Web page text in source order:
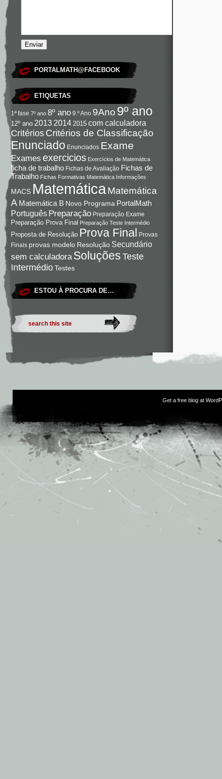
PORTALMATH@FACEBOOK
ETIQUETAS
1ª fase 7º ano 8º ano 9.º Ano 9Ano 9º ano
12º ano 2013 2014 2015 com calculadora
Critérios Critérios de Classificação
Enunciado Enunciados Exame
Exames exercicios Exercícios de Matemática
ficha de trabalho Fichas de Avaliação Fichas de
Trabalho Fichas Formativas Matemática Informações
MACS Matemática Matemática
A Matemática B Novo Programa PortalMath
Português Preparação Preparação Exame
Preparação Prova Final Preparação Teste Intermédio
Proposta de Resolução Prova Final Provas
Finais provas modelo Resolução Secundário
sem calculadora Soluções Teste
IntermédioTestes
ESTOU À PROCURA DE…
Get a free blog at